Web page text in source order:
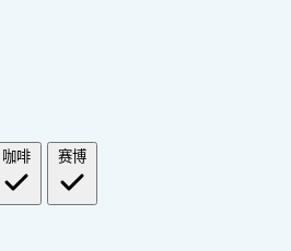
咖啡 赛博